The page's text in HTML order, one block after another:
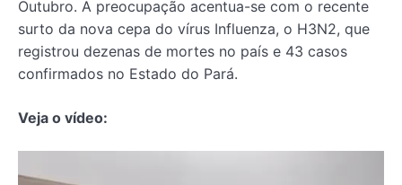
Outubro. A preocupação acentua-se com o recente
surto da nova cepa do vírus Influenza, o H3N2, que
registrou dezenas de mortes no país e 43 casos
confirmados no Estado do Pará.
Veja o vídeo: